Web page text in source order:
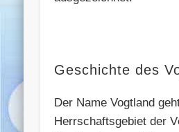
Geschichte des
Der Name Vogtland
Herrschaftsgebiet der